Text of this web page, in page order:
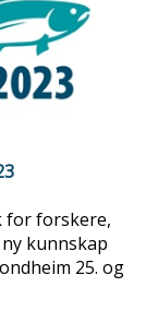
for forskere,
kunnskap
25. og